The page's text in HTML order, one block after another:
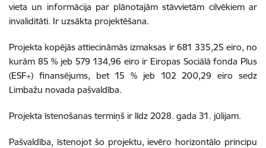
vieta un informācija par plānotajām stāvvietām cilvēkiem ar
invaliditāti. Ir uzsākta projektēšana.
Projekta kopējās attiecināmās izmaksas ir 681 335,25 eiro, no
kurām 85 % jeb 579 134,96 eiro ir Eiropas Sociālā fonda Plus
(ESF+) finansējums, bet 15 % jeb 102 200,29 eiro sedz
Limbažu novada pašvaldība.
Projekta īstenošanas termiņš ir līdz 2028. gada 31. jūlijam.
Pašvaldība, īstenojot šo projektu, ievēro horizontālo principu